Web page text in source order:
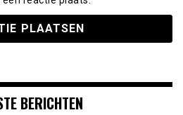
BERICHTEN